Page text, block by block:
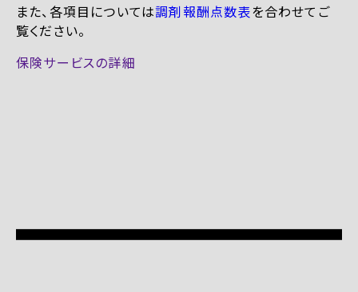
また、各項目については調剤報酬点数表を合わせてご
覧ください。
保険サービスの詳細